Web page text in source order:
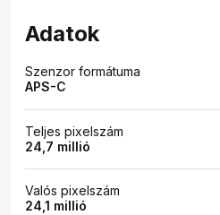
Adatok
Szenzor formátuma
APS-C
Teljes pixelszám
24,7 millió
Valós pixelszám
24,1 millió